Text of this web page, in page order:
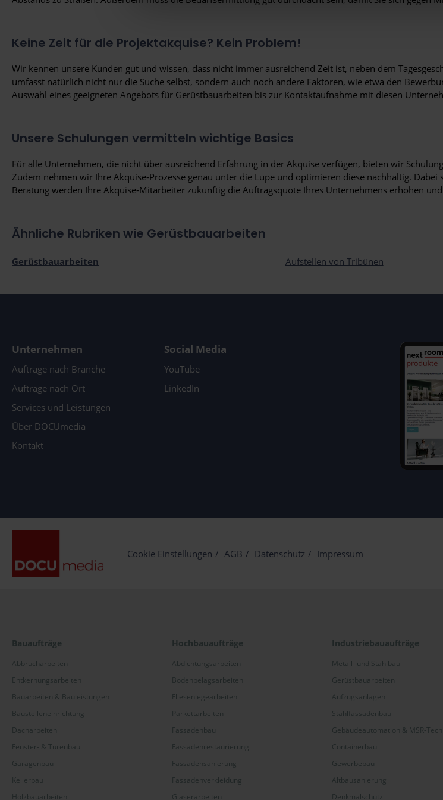
Keine Zeit für die Projektakquise? Kein Problem!
Wir kennen unsere Kunden gut und wissen, dass nicht immer ausreichend Zeit ist, neben dem
umfasst natürlich nicht nur die Suche selbst, sondern auch noch andere Faktoren, wie etwa den
Auswahl eines geeigneten Angebots für Gerüstbauarbeiten bis zur Kontaktaufnahme mit diesen
Unsere Schulungen vermitteln wichtige Basics
Für alle Unternehmen, die nicht über ausreichend Erfahrung in der Akquise verfügen, bieten wir
Zudem nehmen wir Ihre Akquise-Prozesse genau unter die Lupe und optimieren diese nachhaltig.
Beratung werden Ihre Akquise-Mitarbeiter zukünftig die Auftragsquote Ihres Unternehmens erhöhen
Ähnliche Rubriken wie Gerüstbauarbeiten
Gerüstbauarbeiten Aufstellen von Tribünen
Unternehmen
Aufträge nach Branche
Aufträge nach Ort
Services und Leistungen
Über DOCUmedia
Kontakt
Social Media
YouTube
LinkedIn
Cookie Einstellungen AGB Datenschutz Impressum
Bauaufträge
Abbrucharbeiten
Entkernungsarbeiten
Bauarbeiten & Bauleistungen
Baustelleneinrichtung
Dacharbeiten
Fenster- & Türenbau
Garagenbau
Kellerbau
Holzbauarbeiten
Hochbauaufträge
Abdichtungsarbeiten
Bodenbelagsarbeiten
Fliesenlegearbeiten
Parkettarbeiten
Fassadenbau
Fassadenrestaurierung
Fassadensanierung
Fassadenverkleidung
Glaserarbeiten
Industriebauaufträge
Metall- und Stahlbau
Gerüstbauarbeiten
Aufzugsanlagen
Stahlfassadenbau
Gebäudeautomation & MSR-
Containerbau
Gewerbebau
Altbausanierung
Denkmalschutz